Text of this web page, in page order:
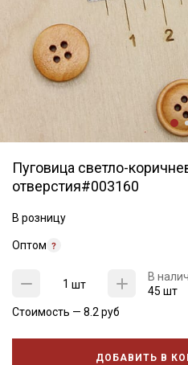
Пуговица светло-
отверстия#003160
В розницу
Оптом
шт
В
45 шт
Стоимость — 8.2 руб
ДОБАВИТЬ В